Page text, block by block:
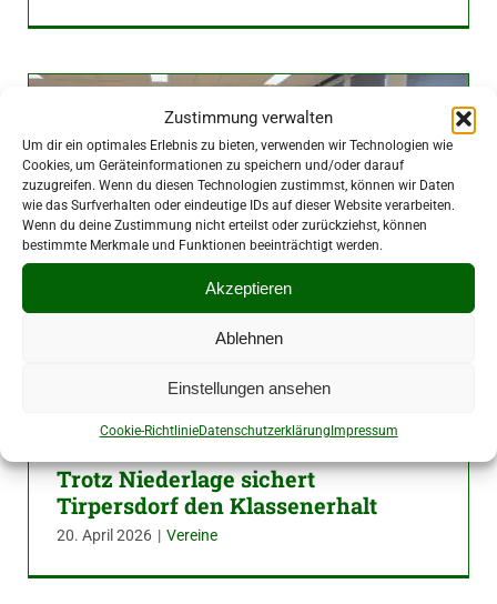
Zustimmung verwalten
Um dir ein optimales Erlebnis zu bieten, verwenden wir Technologien wie
Cookies, um Geräteinformationen zu speichern und/oder darauf
zuzugreifen. Wenn du diesen Technologien zustimmst, können wir Daten
wie das Surfverhalten oder eindeutige IDs auf dieser Website verarbeiten.
Wenn du deine Zustimmung nicht erteilst oder zurückziehst, können
bestimmte Merkmale und Funktionen beeinträchtigt werden.
Akzeptieren
Ablehnen
Einstellungen ansehen
Cookie-RichtlinieDatenschutzerklärung Impressum
Trotz Niederlage sichert
Tirpersdorf den Klassenerhalt
20. April 2026 | Vereine